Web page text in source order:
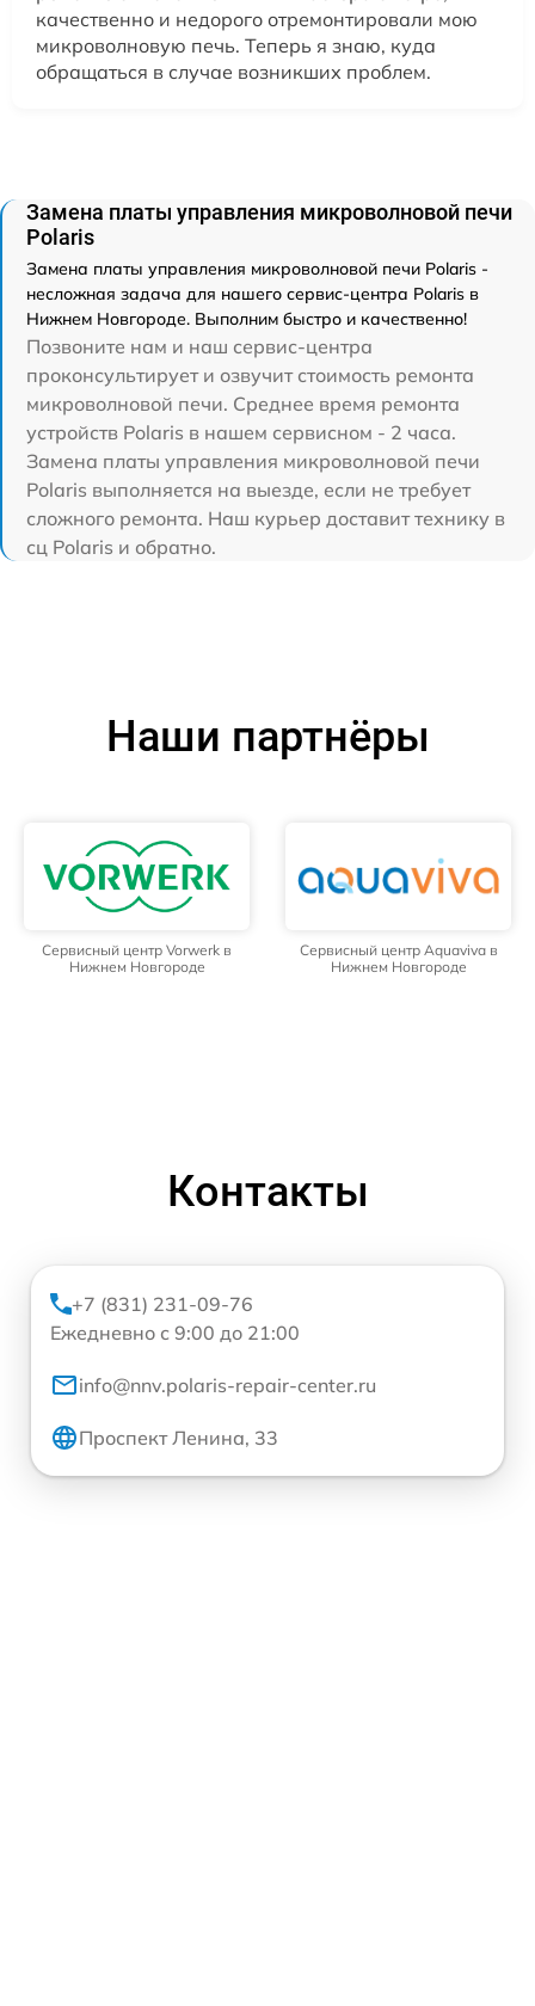
качественно и недорого отремонтировали мою
микроволновую печь. Теперь я знаю, куда
обращаться в случае возникших проблем.
Замена платы управления микроволновой печи
Polaris
Замена платы управления микроволновой печи Polaris -
несложная задача для нашего сервис-центра Polaris в
Нижнем Новгороде. Выполним быстро и качественно!
Позвоните нам и наш сервис-центра
проконсультирует и озвучит стоимость ремонта
микроволновой печи. Среднее время ремонта
устройств Polaris в нашем сервисном - 2 часа.
Замена платы управления микроволновой печи
Polaris выполняется на выезде, если не требует
сложного ремонта. Наш курьер доставит технику в
сц Polaris и обратно.
Наши партнёры
Сервисный центр Vorwerk в
Нижнем Новгороде
Сервисный центр Aquaviva в
Нижнем Новгороде
Контакты
+7 (831) 231-09-76
Ежедневно с 9:00 до 21:00
info@nnv.polaris-repair-center.ru
Проспект Ленина, 33